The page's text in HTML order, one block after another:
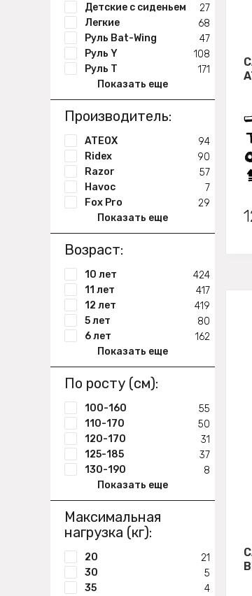
Детские с сиденьем
27
Легкие
68
Руль Bat-Wing
47
Руль Y
108
Руль Т
171
Показать еще
Производитель:
ATEOX
94
Ridex
90
Razor
57
Havoc
7
Fox Pro
29
Показать еще
Возраст:
10 лет
424
11 лет
417
12 лет
419
5 лет
80
6 лет
162
Показать еще
По росту (см):
100-160
55
110-170
50
120-170
31
125-185
37
130-190
8
Показать еще
Максимальная
нагрузка (кг):
20
21
30
5
35
4